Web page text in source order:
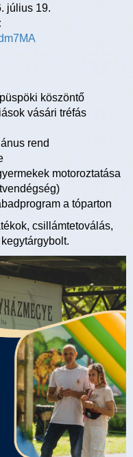
július 19.
köszöntő
vásári tréfás
rend
motoroztatása
a tóparton
csillámtetoválás,